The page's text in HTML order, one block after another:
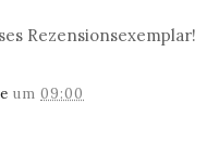
Rezensionsexemplar!
um 09:00